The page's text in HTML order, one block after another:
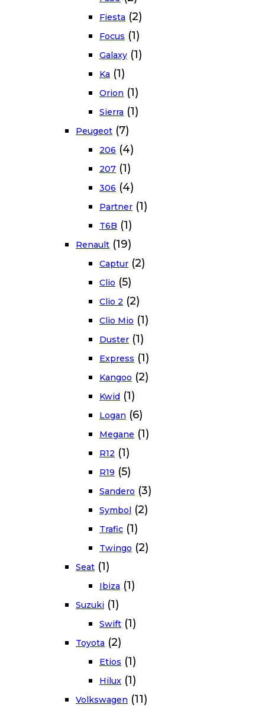
Fiesta (2)
Focus (1)
Galaxy (1)
Ka (1)
Orion (1)
Sierra (1)
Peugeot (7)
206 (4)
207 (1)
306 (4)
Partner (1)
T6B (1)
Renault (19)
Captur (2)
Clio (5)
Clio 2 (2)
Clio Mio (1)
Duster (1)
Express (1)
Kangoo (2)
Kwid (1)
Logan (6)
Megane (1)
R12 (1)
R19 (5)
Sandero (3)
Symbol (2)
Trafic (1)
Twingo (2)
Seat (1)
Ibiza (1)
Suzuki (1)
Swift (1)
Toyota (2)
Etios (1)
Hilux (1)
Volkswagen (11)